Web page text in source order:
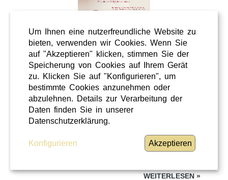
Wellness
Shopping
Steiermark
28 / 02 / 2026
WEITERLESEN»
Um Ihnen eine nutzerfreundliche Website zu
bieten, verwenden wir Cookies. Wenn Sie
auf "Akzeptieren" klicken, stimmen Sie der
Speicherung von Cookies auf Ihrem Gerät
zu. Klicken Sie auf "Konfigurieren", um
bestimmte Cookies anzunehmen oder
abzulehnen. Details zur Verarbeitung der
Daten finden Sie in unserer
Datenschutzerklärung.
Konfigurieren Akzeptieren